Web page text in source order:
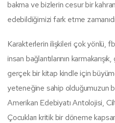
bakma ve bizlerin cesur bir
edebildiğimizi fark etme
Karakterlerin ilişkileri çok yönlü,
insan bağlantılarının
gerçek bir kitap kindle için
yeteneğine sahip olduğumuzun
Amerikan Edebiyatı Antolojisi,
Çocukları kritik bir döneme